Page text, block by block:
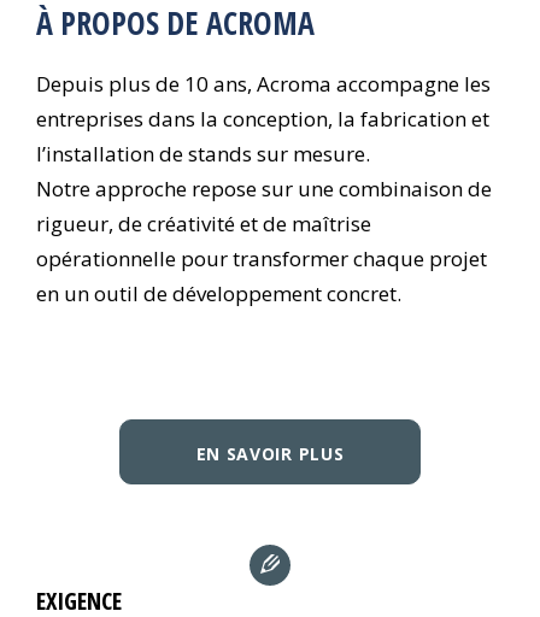
À PROPOS DE ACROMA
Depuis plus de 10 ans, Acroma accompagne les
entreprises dans la conception, la fabrication et
l’installation de stands sur mesure.
Notre approche repose sur une combinaison de
rigueur, de créativité et de maîtrise
opérationnelle pour transformer chaque projet
en un outil de développement concret.
EN SAVOIR PLUS
EXIGENCE